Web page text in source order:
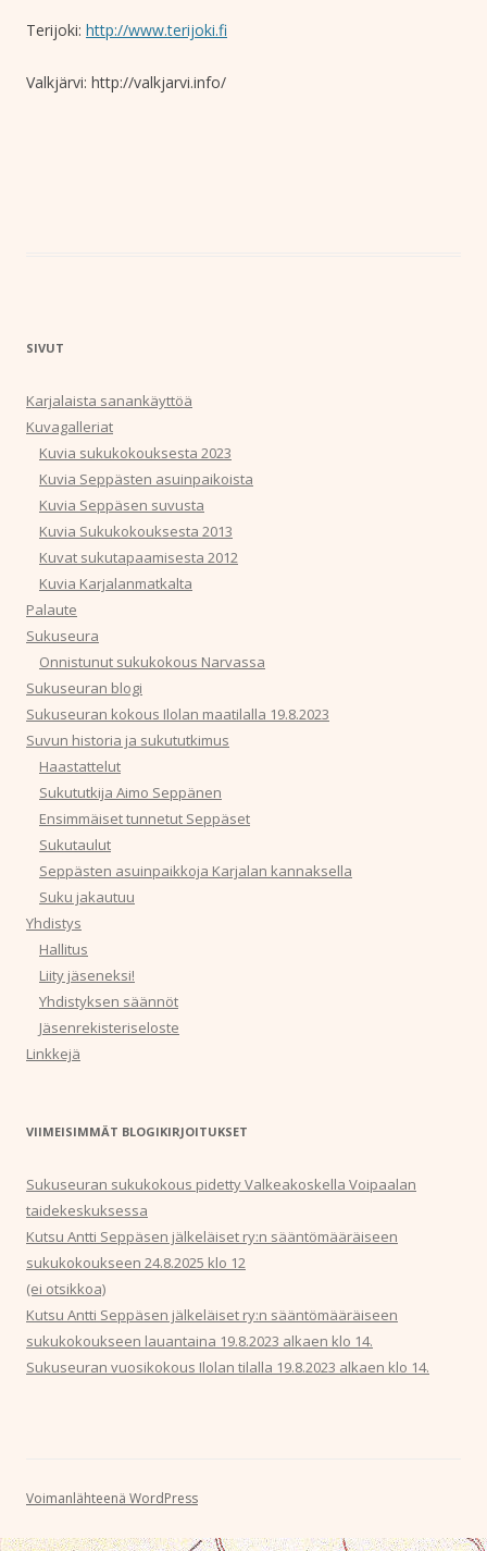
Terijoki: http://www.terijoki.fi
Valkjärvi: http://valkjarvi.info/
SIVUT
Karjalaista sanankäyttöä
Kuvagalleriat
Kuvia sukukokouksesta 2023
Kuvia Seppästen asuinpaikoista
Kuvia Seppäsen suvusta
Kuvia Sukukokouksesta 2013
Kuvat sukutapaamisesta 2012
Kuvia Karjalanmatkalta
Palaute
Sukuseura
Onnistunut sukukokous Narvassa
Sukuseuran blogi
Sukuseuran kokous Ilolan maatilalla 19.8.2023
Suvun historia ja sukututkimus
Haastattelut
Sukututkija Aimo Seppänen
Ensimmäiset tunnetut Seppäset
Sukutaulut
Seppästen asuinpaikkoja Karjalan kannaksella
Suku jakautuu
Yhdistys
Hallitus
Liity jäseneksi!
Yhdistyksen säännöt
Jäsenrekisteriseloste
Linkkejä
VIIMEISIMMÄT BLOGIKIRJOITUKSET
Sukuseuran sukukokous pidetty Valkeakoskella Voipaalan
taidekeskuksessa
Kutsu Antti Seppäsen jälkeläiset ry:n sääntömääräiseen
sukukokoukseen 24.8.2025 klo 12
(ei otsikkoa)
Kutsu Antti Seppäsen jälkeläiset ry:n sääntömääräiseen
sukukokoukseen lauantaina 19.8.2023 alkaen klo 14.
Sukuseuran vuosikokous Ilolan tilalla 19.8.2023 alkaen klo 14.
Voimanlähteenä WordPress